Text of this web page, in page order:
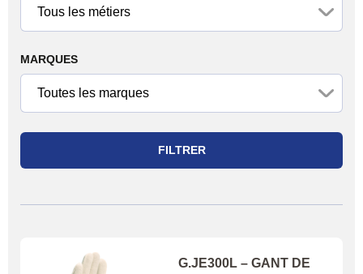
MARQUES
FILTRER
G.JE300L – GANT DE